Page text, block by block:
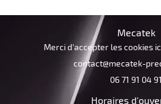

Agrandir la photo
Mecatek
Merci d'accepter les cookies
06 71 91 04 91
Horaires